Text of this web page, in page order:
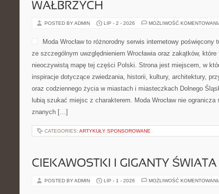
WAŁBRZYCH
POSTED BY ADMIN LIP - 2 - 2026 MOŻLIWOŚĆ
Moda Wrocław to różnorodny serwis internetowy
ze szczególnym uwzględnieniem Wrocławia oraz zakątków,
nieoczywistą mapę tej części Polski. Strona jest miejscem, w
inspiracje dotyczące zwiedzania, historii, kultury, architektury,
oraz codziennego życia w miastach i miasteczkach Dolnego
lubią szukać miejsc z charakterem. Moda Wrocław nie ogranicza
znanych […]
CATEGORIES: ARTYKUŁY SPONSOROWANE
CIEKAWOSTKI I GIGANTY ŚWIATA
POSTED BY ADMIN LIP - 1 - 2026 MOŻLIWOŚĆ